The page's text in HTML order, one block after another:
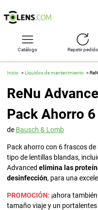
Catálogo Repetir pedido
Inicio Líquidos de mantenimiento
ReNu
Pack Ahorro
de Bausch & Lomb
Pack ahorro con 6 frascos
tipo de lentillas blandas,
Advanced elimina las
desinfección, para una
PROMOCIÓN: ¡ahora
tamaño viaje y un portalentes